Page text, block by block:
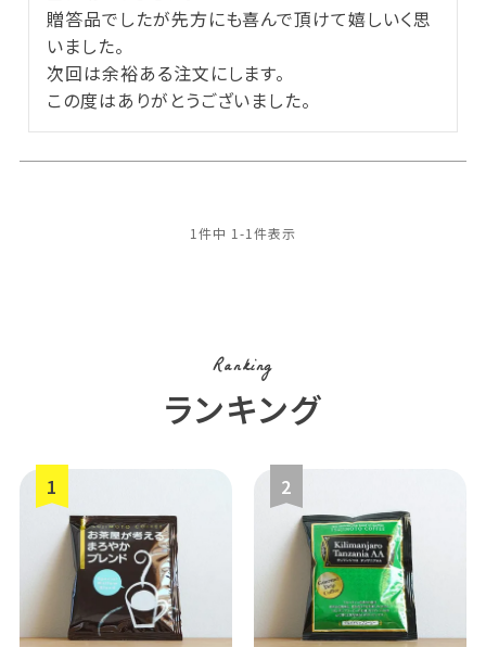
贈答品でしたが先方にも喜んで頂けて嬉しいく思
いました。
次回は余裕ある注文にします。
この度はありがとうございました。
1件中 1 -1 件表示
Ranking
ランキング